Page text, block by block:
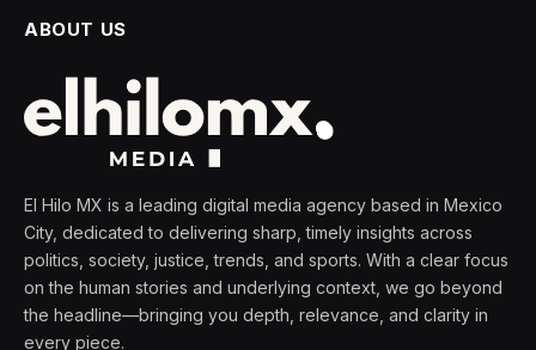
ABOUT US
El Hilo MX is a leading digital media agency based in Mexico
City, dedicated to delivering sharp, timely insights across
politics, society, justice, trends, and sports. With a clear focus
on the human stories and underlying context, we go beyond
the headline—bringing you depth, relevance, and clarity in
every piece.